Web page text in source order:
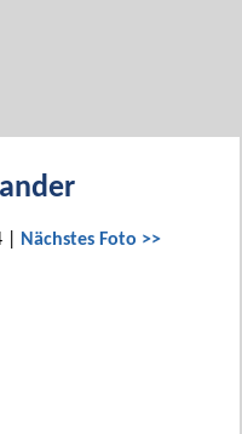
| Nächstes Foto >>